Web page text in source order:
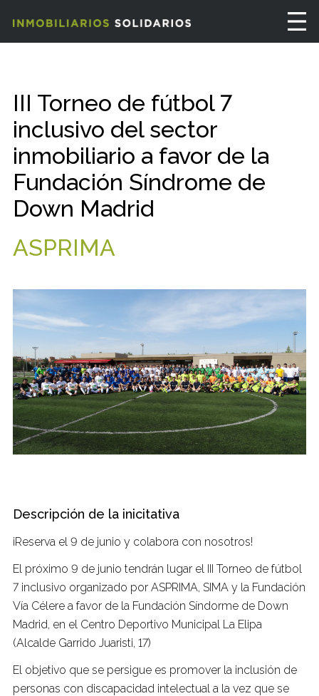
III Torneo de fútbol 7
inclusivo del sector
inmobiliario a favor de la
Fundación Síndrome de
Down Madrid
ASPRIMA
Descripción de la inicitativa
¡Reserva el 9 de junio y colabora con nosotros!
El próximo 9 de junio tendrán lugar el III Torneo de fútbol
7 inclusivo organizado por ASPRIMA, SIMA y la Fundación
Vía Célere a favor de la Fundación Síndorme de Down
Madrid, en el Centro Deportivo Municipal La Elipa
(Alcalde Garrido Juaristi, 17)
El objetivo que se persigue es promover la inclusión de
personas con discapacidad intelectual a la vez que se